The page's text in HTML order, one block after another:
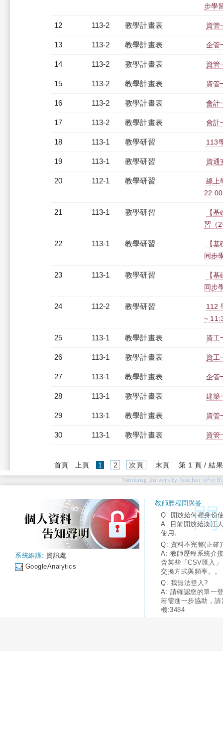
步學
12 113-2 教學計畫表 資管
13 113-2 教學計畫表 企管
14 113-2 教學計畫表 資管
15 113-2 教學計畫表 資管
16 113-2 教學計畫表 會計
17 113-2 教學計畫表 會計
18 113-1 教學研習 113
19 113-1 教學研習 資通
20 112-1 教學研習
線上
21 113-1 教學研習
【
習（
22 113-1 教學研習
【
同步
23 113-1 教學研習
【
同步
24 112-2 教學研習
112
~
25 113-1 教學計畫表 資工
26 113-1 教學計畫表 資工
27 113-1 教學計畫表 企管
28 113-1 教學計畫表 建築
29 113-1 教學計畫表 資管
30 113-1 教學計畫表 資管
首頁 上頁 1 (current)
2 次頁 末頁 第 1 頁 / 結
Tamkang University Teacher
系統維護: 資訊處
GoogleAnalytics
教師歷程問與答:
Q: 開放給何種身份
A: 目前開放給淡江
使用。
Q: 資料不完整(正確
A: 教師歷程系統介
含某些「CSV匯入
交換方式與頻率。。
Q: 我無法登入?
A: 請確認您的單一
若需進一步協助，
機:3484